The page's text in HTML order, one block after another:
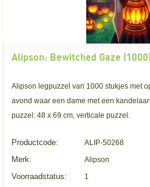
Alipson: Bewitched Gaze
Alipson legpuzzel van 1000 stukjes met
avond waar een dame met een
puzzel: 48 x 69 cm, verticale puzzel.
Productcode: ALIP-50268
Merk: Alipson
Voorraadstatus: 1